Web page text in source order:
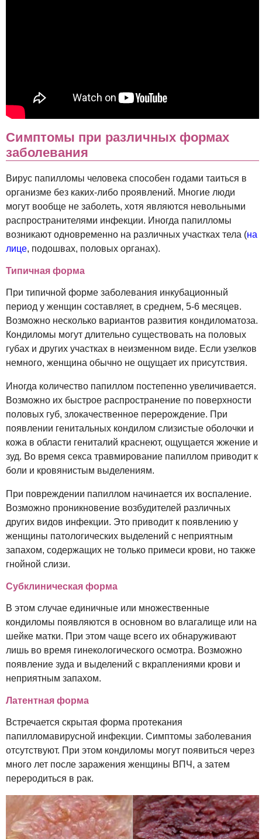
Симптомы при различных формах
заболевания
Вирус папилломы человека способен годами таиться в
организме без каких-либо проявлений. Многие люди
могут вообще не заболеть, хотя являются невольными
распространителями инфекции. Иногда папилломы
возникают одновременно на различных участках тела (на
лице, подошвах, половых органах).
Типичная форма
При типичной форме заболевания инкубационный
период у женщин составляет, в среднем, 5-6 месяцев.
Возможно несколько вариантов развития кондиломатоза.
Кондиломы могут длительно существовать на половых
губах и других участках в неизменном виде. Если узелков
немного, женщина обычно не ощущает их присутствия.
Иногда количество папиллом постепенно увеличивается.
Возможно их быстрое распространение по поверхности
половых губ, злокачественное перерождение. При
появлении генитальных кондилом слизистые оболочки и
кожа в области гениталий краснеют, ощущается жжение и
зуд. Во время секса травмирование папиллом приводит к
боли и кровянистым выделениям.
При повреждении папиллом начинается их воспаление.
Возможно проникновение возбудителей различных
других видов инфекции. Это приводит к появлению у
женщины патологических выделений с неприятным
запахом, содержащих не только примеси крови, но также
гнойной слизи.
Субклиническая форма
В этом случае единичные или множественные
кондиломы появляются в основном во влагалище или на
шейке матки. При этом чаще всего их обнаруживают
лишь во время гинекологического осмотра. Возможно
появление зуда и выделений с вкраплениями крови и
неприятным запахом.
Латентная форма
Встречается скрытая форма протекания
папилломавирусной инфекции. Симптомы заболевания
отсутствуют. При этом кондиломы могут появиться через
много лет после заражения женщины ВПЧ, а затем
переродиться в рак.